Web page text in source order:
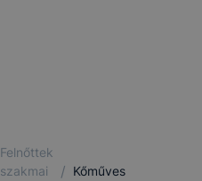
Felnőttek
szakmai
/ Kőműves